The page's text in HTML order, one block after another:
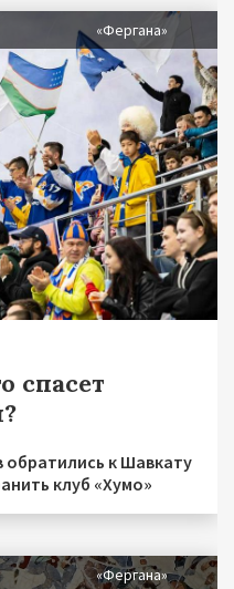
«Фергана»
спасет
к Шавкату
клуб «Хумо»
«Фергана»